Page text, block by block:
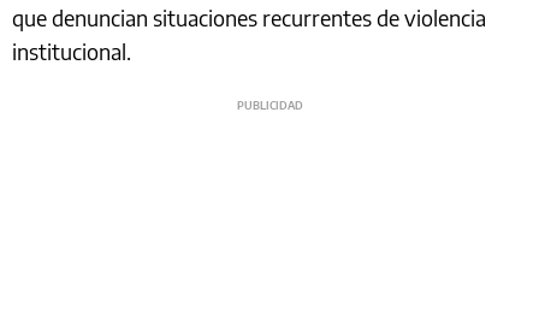
que denuncian situaciones recurrentes de violencia
institucional.